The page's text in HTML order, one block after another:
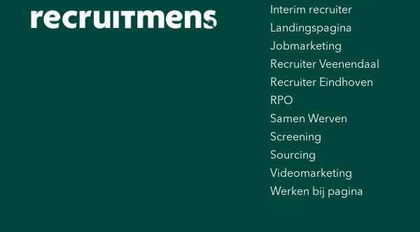
Interim recruiter
Landingspagina
Jobmarketing
Recruiter Veenendaal
Recruiter Eindhoven
RPO
Samen Werven
Screening
Sourcing
Videomarketing
Werken bij pagina